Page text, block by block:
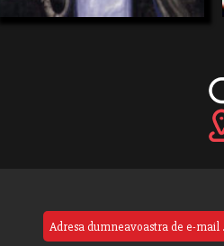
tehnologii ale realitatii virtuale.